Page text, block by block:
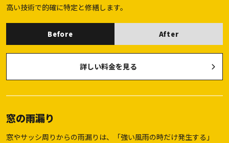
高い技術で的確に特定と修繕します。
Before After
詳しい料金を見る
窓の雨漏り
窓やサッシ周りからの雨漏りは、「強い風雨の時だけ発生する」